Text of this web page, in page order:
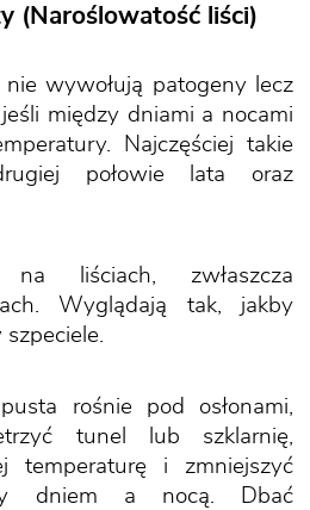
(Naroślowatość liści)
nie wywołują patogeny lecz
między dniami a nocami
Najczęściej takie
połowie lata oraz
liściach, zwłaszcza
Wyglądają tak, jakby
szpeciele.
rośnie pod osłonami,
tunel lub szklarnię,
temperaturę i zmniejszyć
dniem a nocą. Dbać